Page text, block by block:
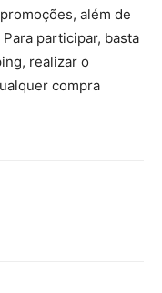
além de
participar, basta
realizar o
compra